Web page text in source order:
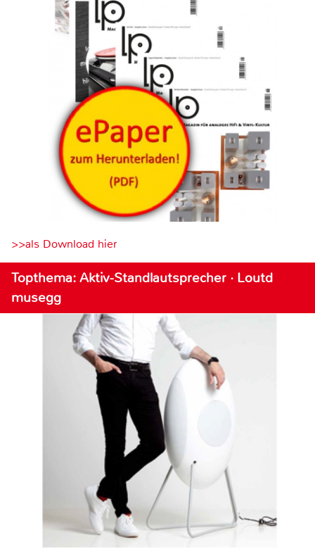
>>als Download hier
Topthema: Aktiv-Standlautsprecher · Loutd
musegg